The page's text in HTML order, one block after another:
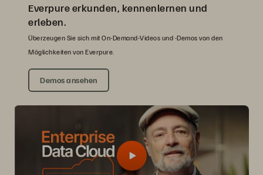
Everpure erkunden, kennenlernen und
erleben.
Überzeugen Sie sich mit On-Demand-Videos und -Demos von den
Möglichkeiten von Everpure.
Demos ansehen